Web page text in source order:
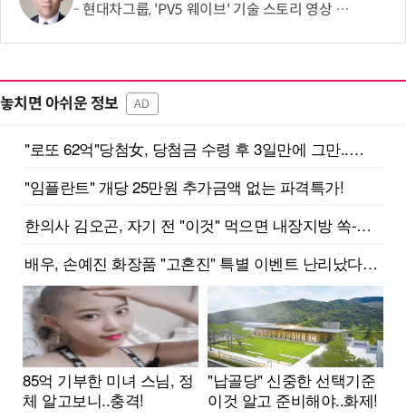
현대차그룹, 'PV5 웨이브' 기술 스토리 영상 조회수 1000만뷰 돌파
놓치면 아쉬운 정보 AD